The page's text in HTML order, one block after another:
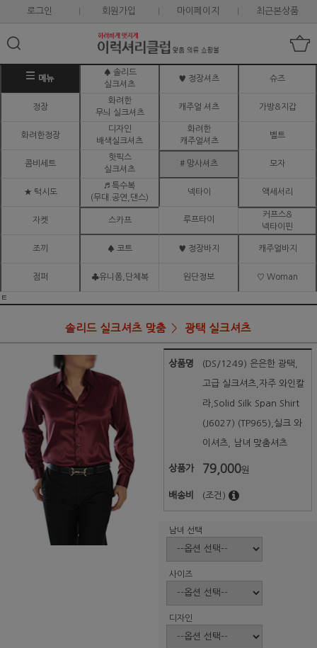
로그인 회원가입 마이페이지 최근본상품
메뉴
♠ 솔리드
실크셔츠
♥ 정장셔츠 슈즈
정장
화려한
무늬 실크셔츠
캐주얼 셔츠 가방&지갑
화려한정장
디자인
배색실크셔츠
화려한
캐주얼셔츠
벨트
콤비세트
핫픽스
실크셔츠
# 망사셔츠 모자
★ 턱시도
♬ 특수복
(무대.공연,댄스)
넥타이 액세서리
자켓 스카프 루프타이
커프스&
넥타이핀
조끼 ♠ 코트 ♥ 정장바지 캐주얼바지
점퍼 ♣유니폼,단체복 원단정보 ♡ Woman
ㅌ
솔리드 실크셔츠 맞춤 광택 실크셔츠
상품명 (DS/1249) 은은한 광택,
고급 실크셔츠,자주 와인칼
라,Solid Silk Span Shirt
(J6027) (TP965),실크 와
이셔츠, 남녀 맞춤셔츠
상품가 79,000원
배송비 (조건)
남녀 선택
사이즈
디자인